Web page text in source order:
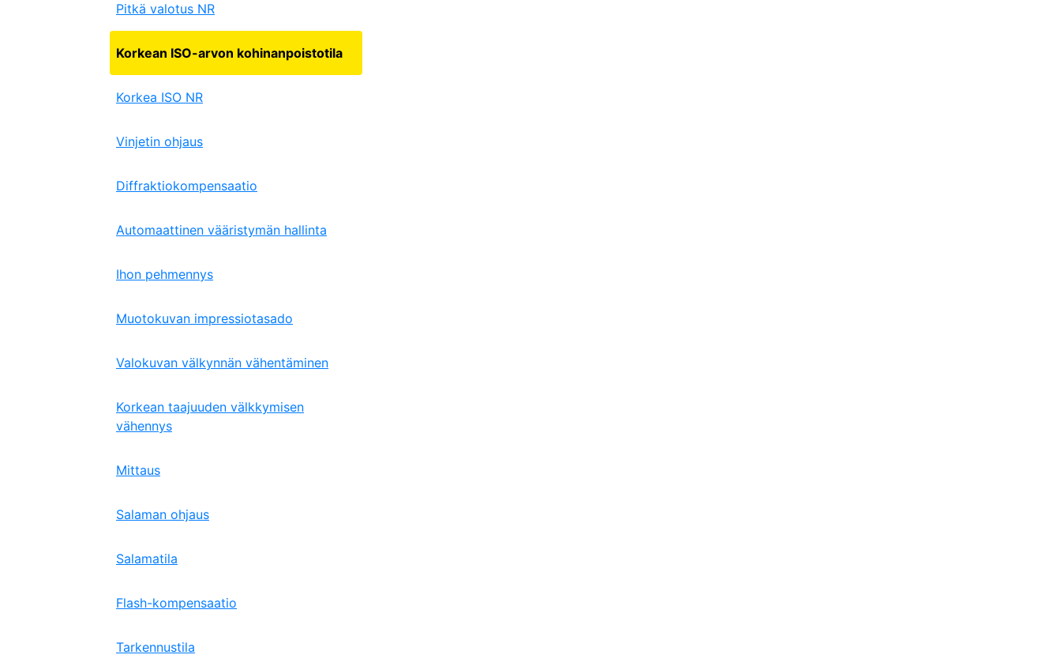
Pitkä valotus NR
Korkean ISO-arvon kohinanpoistotila
Korkea ISO NR
Vinjetin ohjaus
Diffraktiokompensaatio
Automaattinen vääristymän hallinta
Ihon pehmennys
Muotokuvan impressiotasado
Valokuvan välkynnän vähentäminen
Korkean taajuuden välkkymisen
vähennys
Mittaus
Salaman ohjaus
Salamatila
Flash-kompensaatio
Tarkennustila